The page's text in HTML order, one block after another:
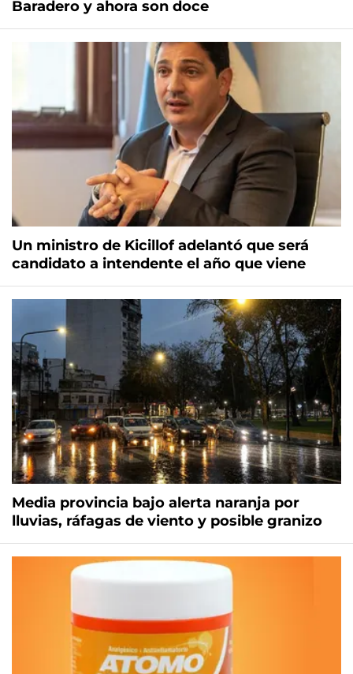
Baradero y ahora son doce
Un ministro de Kicillof adelantó que será
candidato a intendente el año que viene
Media provincia bajo alerta naranja por
lluvias, ráfagas de viento y posible granizo